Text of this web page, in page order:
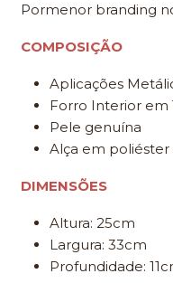
Pormenor branding
COMPOSIÇÃO
Aplicações
Forro Interior em
Pele genuína
Alça em poliéster
DIMENSÕES
Altura: 25cm
Largura: 33cm
Profundidade: